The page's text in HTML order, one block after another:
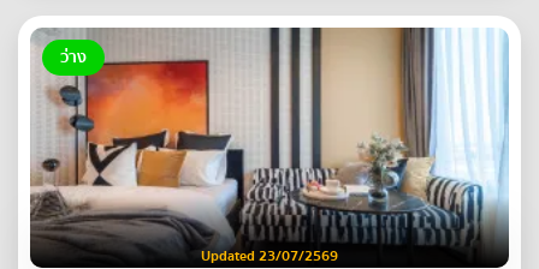
ว่าง
Updated 23/07/2569